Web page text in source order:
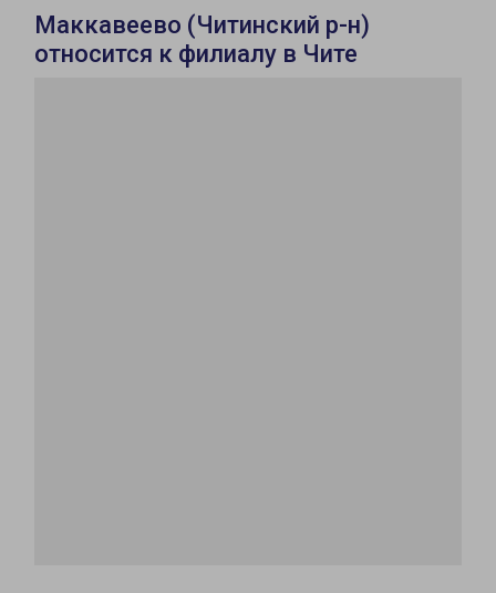
Маккавеево (Читинский р-н)
относится к филиалу в Чите